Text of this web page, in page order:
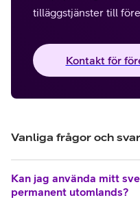
tilläggstjänster till
Kontakt för
Vanliga frågor och svar
Kan jag använda mitt
permanent utomlands?